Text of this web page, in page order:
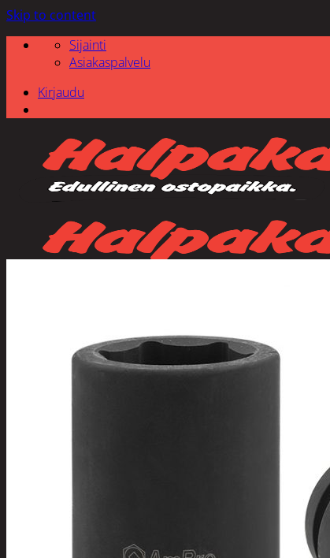
Skip to content
Sijainti
Asiakaspalvelu
Kirjaudu
Joulu- ja
Eläimet ja
Kyntteliköt
Valoketjut
Joulukoristeet